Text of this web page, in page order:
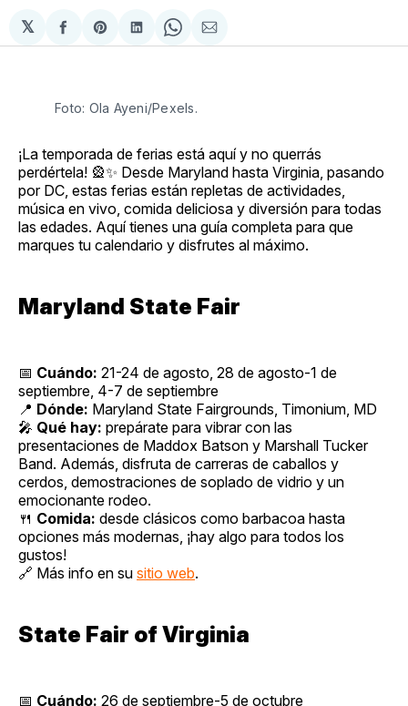
𝕏
Compartir
en
Share
on
Compartir
en
Share
on
Compartir
via
Foto: Ola Ayeni/Pexels.
¡La temporada de ferias está aquí y no querrás
perdértela! 🎡✨ Desde Maryland hasta Virginia, pasando
por DC, estas ferias están repletas de actividades,
música en vivo, comida deliciosa y diversión para todas
las edades. Aquí tienes una guía completa para que
marques tu calendario y disfrutes al máximo.
Maryland State Fair
📅 Cuándo: 21-24 de agosto, 28 de agosto-1 de
septiembre, 4-7 de septiembre
📍 Dónde: Maryland State Fairgrounds, Timonium, MD
🎤 Qué hay: prepárate para vibrar con las
presentaciones de Maddox Batson y Marshall Tucker
Band. Además, disfruta de carreras de caballos y
cerdos, demostraciones de soplado de vidrio y un
emocionante rodeo.
🍴 Comida: desde clásicos como barbacoa hasta
opciones más modernas, ¡hay algo para todos los
gustos!
🔗 Más info en su sitio web.
State Fair of Virginia
📅 Cuándo: 26 de septiembre-5 de octubre